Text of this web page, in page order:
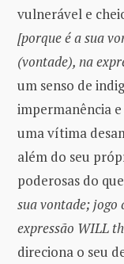
vulnerável e
[porque é a sua
(vontade), na
um senso de
impermanência
uma vítima
além do seu
poderosas do
sua vontade;
expressão WILL
direciona o seu